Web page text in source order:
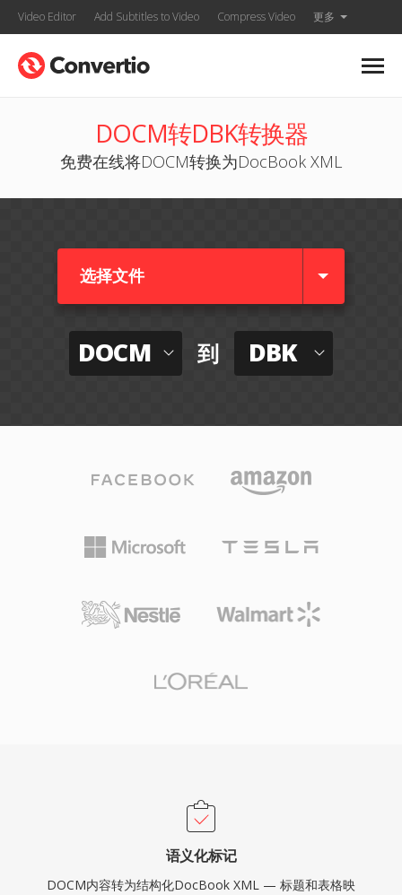
Video Editor Add Subtitles to Video Compress Video 更多
DOCM转DBK转换器
免费在线将DOCM转换为DocBook XML
选择文件
DOCM 到 DBK
语义化标记
DOCM内容转为结构化DocBook XML — 标题和表格映